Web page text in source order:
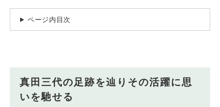
ページ内目次
真田三代の足跡を辿りその活躍に思
いを馳せる